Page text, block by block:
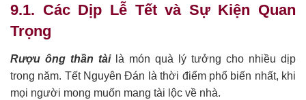
9.1. Các Dịp Lễ Tết và Sự Kiện Quan
Trọng
Rượu ông thần tàilà món quà lý tưởng cho nhiều dịp
trong năm. Tết Nguyên Đán là thời điểm phổ biến nhất, khi
mọi người mong muốn mang tài lộc về nhà.